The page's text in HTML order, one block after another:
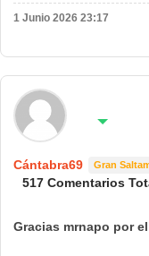
1 Junio 2026 23:17
Cántabra69 Gran
517 Comentarios
Gracias mrnapo por